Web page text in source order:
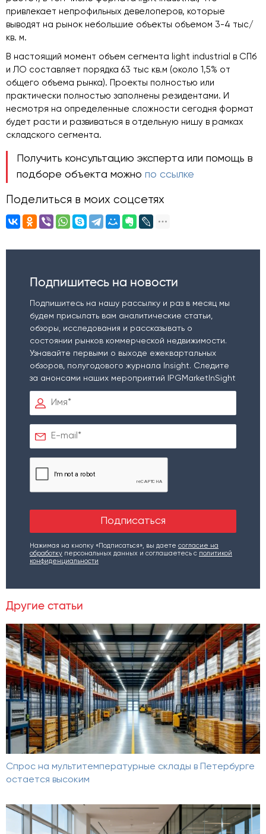
привлекает непрофильных девелоперов, которые
выводят на рынок небольшие объекты объемом 3-4 тыс/
кв. м.
В настоящий момент объем сегмента light industrial в СПб
и ЛО составляет порядка 63 тыс кв.м (около 1,5% от
общего объема рынка). Проекты полностью или
практически полностью заполнены резидентами. И
несмотря на определенные сложности сегодня формат
будет расти и развиваться в отдельную нишу в рамках
складского сегмента.
Получить консультацию эксперта или помощь в
подборе объекта можно по ссылке
Поделиться в моих соцсетях
Подпишитесь на новости
Подпишитесь на нашу рассылку и раз в месяц мы
будем присылать вам аналитические статьи,
обзоры, исследования и рассказывать о
состоянии рынков коммерческой недвижимости.
Узнавайте первыми о выходе ежеквартальных
обзоров, полугодового журнала Insight. Следите
за анонсами наших мероприятий IPGMarketInSight
Нажимая на кнопку «Подписаться», вы даете согласие на
обработку персональных данных и соглашаетесь c политикой
конфиденциальности
Другие статьи
Спрос на мультитемпературные склады в Петербурге
остается высоким